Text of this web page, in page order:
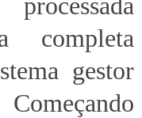
completa
gestor